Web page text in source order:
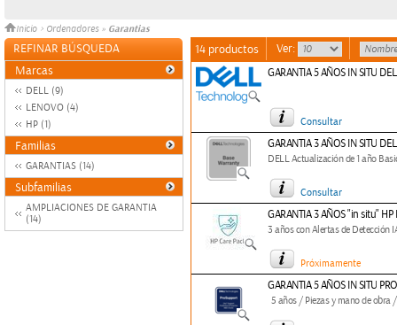
Inicio > Ordenadores » Garantias
REFINAR BÚSQUEDA
Marcas
DELL (9)
LENOVO (4)
HP (1)
Familias
GARANTIAS (14)
Subfamilias
AMPLIACIONES DE GARANTIA
(14)
14 productos Ver:
GARANTIA 5 AÑOS IN SITU
Consultar
GARANTIA 3 AÑOS IN SITU
DELL Actualización de 1 año
Consultar
GARANTIA 3 AÑOS "in situ" HP
3 años con Alertas de Detección
Próximamente
GARANTIA 5 AÑOS IN SITU
5 años / Piezas y mano de obra